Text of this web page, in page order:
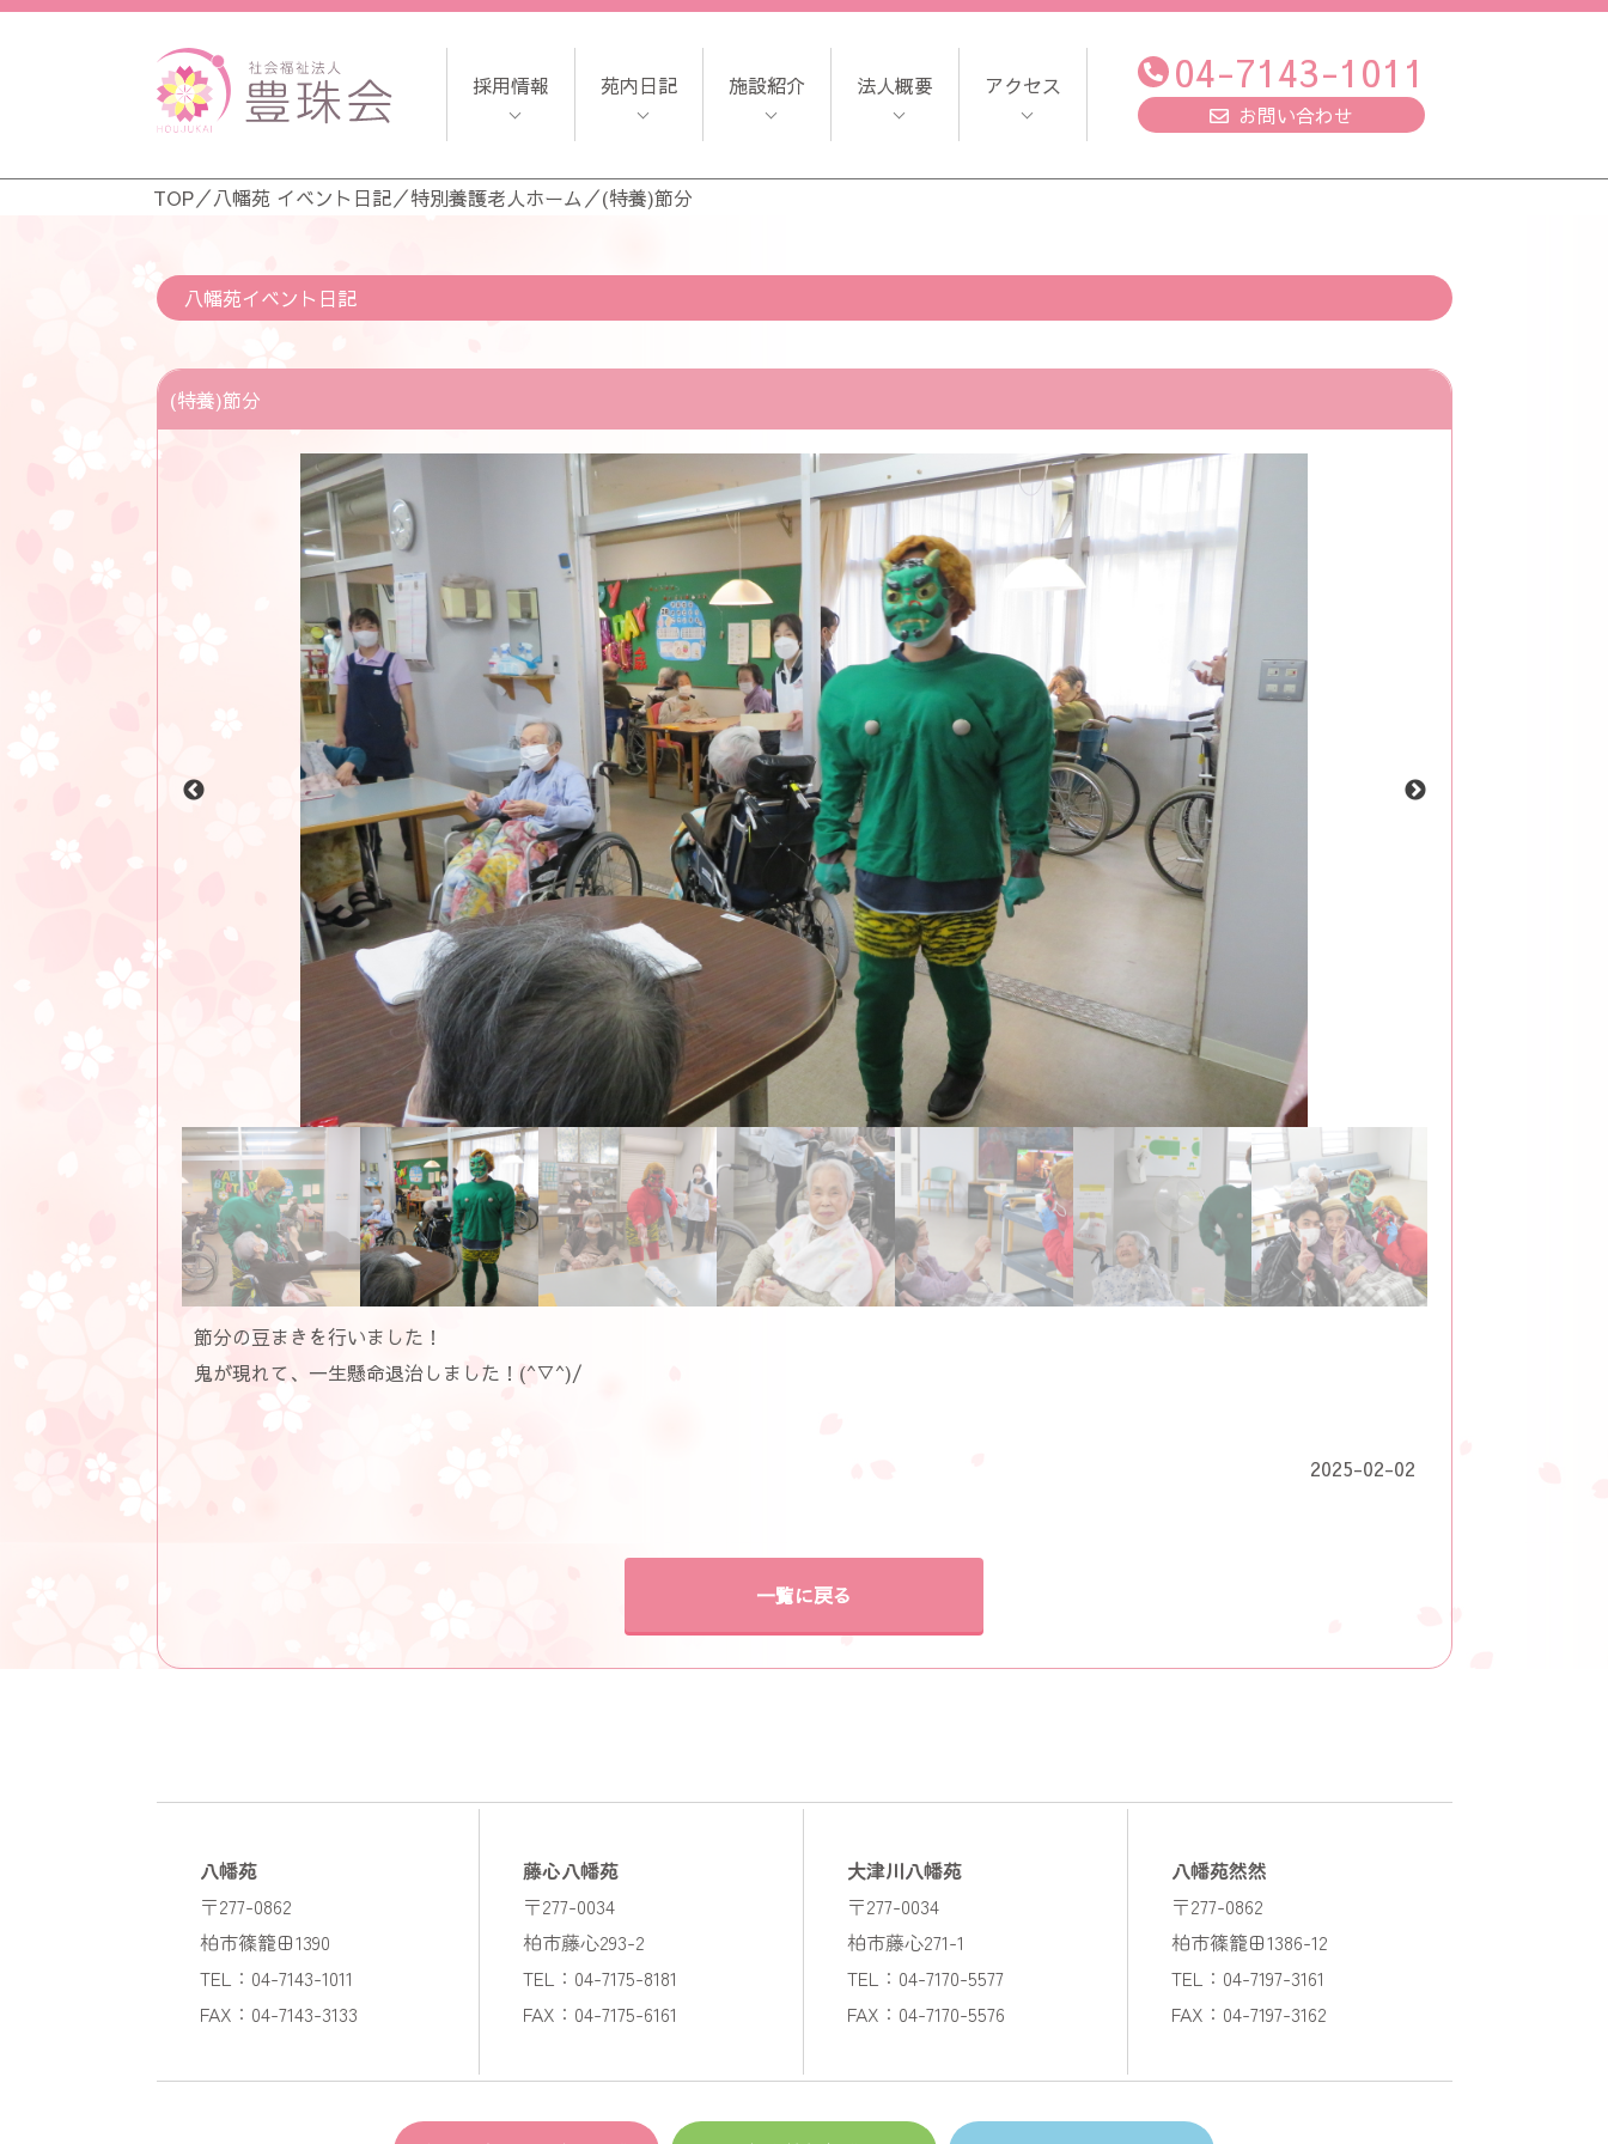
採用情報 苑内日記 施設紹介 法人概要 アクセス 04-7143-1011
お問い合わせ
TOP／八幡苑 イベント日記／特別養護老人ホーム ／(特養)節分
八幡苑イベント日記
(特養)節分
節分の豆まきを行いました！
鬼が現れて、一生懸命退治しました！(^▽^)/
2025-02-02
一覧に戻る
八幡苑
〒277-0862
柏市篠籠田1390
TEL：04-7143-1011
FAX：04-7143-3133
藤心八幡苑
〒277-0034
柏市藤心293-2
TEL：04-7175-8181
FAX：04-7175-6161
大津川八幡苑
〒277-0034
柏市藤心271-1
TEL：04-7170-5577
FAX：04-7170-5576
八幡苑然然
〒277-0862
柏市篠籠田1386-12
TEL：04-7197-3161
FAX：04-7197-3162